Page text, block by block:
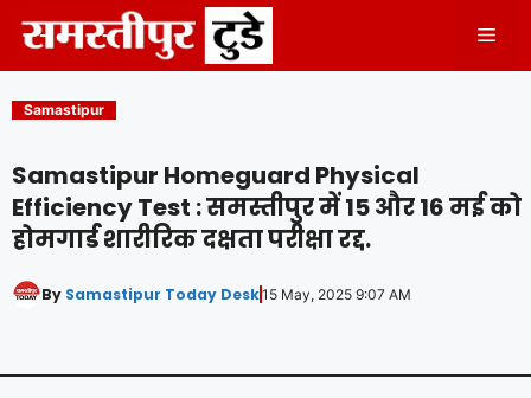
content
Samastipur
Samastipur Homeguard Physical
Efficiency Test : समस्तीपुर में 15 और 16 मई को
होमगार्ड शारीरिक दक्षता परीक्षा रद्द.
By Samastipur Today Desk15 May, 2025 9:07 AM